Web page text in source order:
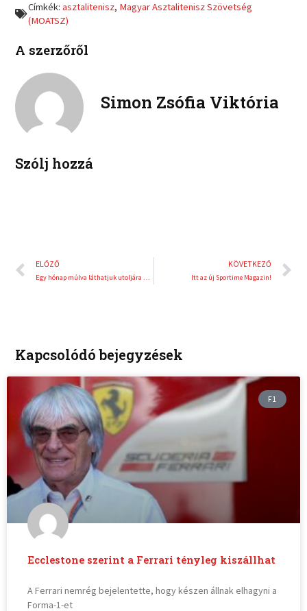
o
k
n
l
n
e
n
e
Címkék:asztalitenisz, Magyar Asztalitenisz Szövetség
(MOATSZ)
A szerzőről
Simon Zsófia Viktória
Szólj hozzá
Előző
ELŐZŐ
Egy hónap múlva láthatjuk utoljára versenyezni Mark Webbert
KÖVETKEZŐ
Itt az új Sportime Magazin!
Kapcsolódó bejegyzések
F1
Ecclestone szerint a Ferrari tényleg kiszállhat
A Ferrari nemrég bejelentette, hogy készen állnak elhagyni a
Forma-1-et